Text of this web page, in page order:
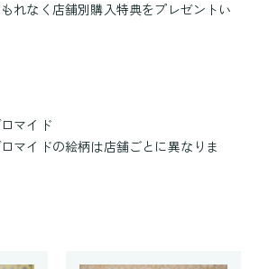
れなく店舗別購入特典をプレゼントい
マイド
マイドの絵柄は店舗ごとに異なりま